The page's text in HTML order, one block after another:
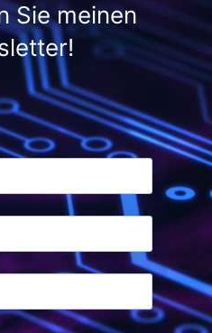
Sie meinen